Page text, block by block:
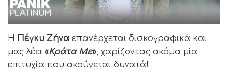
Η Πέγκυ Ζήνα επανέρχεται δισκογραφικά και
μας λέει «Κράτα Με», χαρίζοντας ακόμα μία
επιτυχία που ακούγεται δυνατά!